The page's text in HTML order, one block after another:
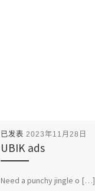
已发表 2023年11月28日
UBIK ads
Need a punchy jingle o […]